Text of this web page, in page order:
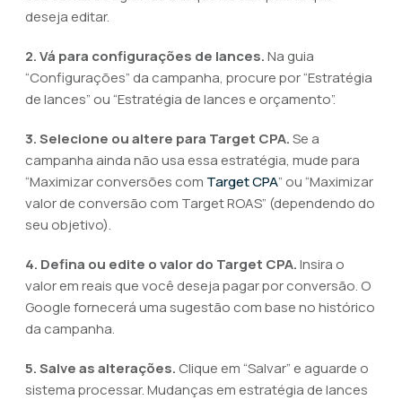
deseja editar.
2. Vá para configurações de lances.Na guia
“Configurações” da campanha, procure por “Estratégia
de lances” ou “Estratégia de lances e orçamento”.
3. Selecione ou altere para Target CPA.Se a
campanha ainda não usa essa estratégia, mude para
“Maximizar conversões com Target CPA” ou “Maximizar
valor de conversão com Target ROAS” (dependendo do
seu objetivo).
4. Defina ou edite o valor do Target CPA.Insira o
valor em reais que você deseja pagar por conversão. O
Google fornecerá uma sugestão com base no histórico
da campanha.
5. Salve as alterações. Clique em “Salvar” e aguarde o
sistema processar. Mudanças em estratégia de lances